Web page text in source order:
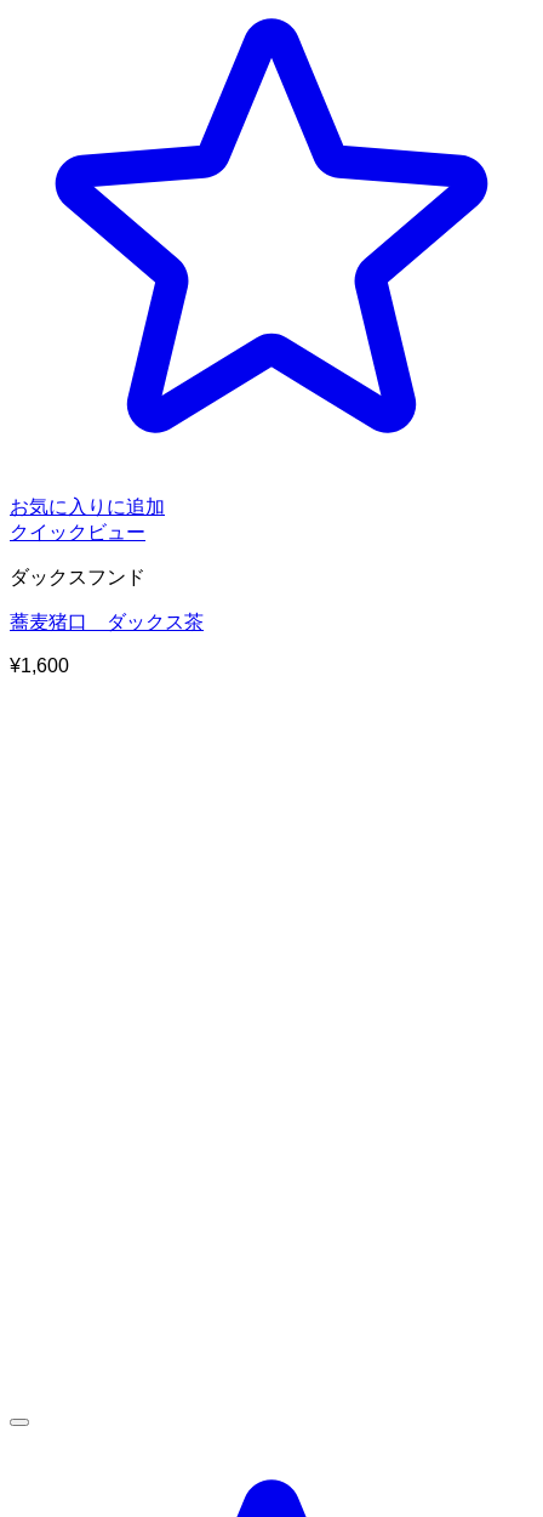
お気に入りに追加
クイックビュー
ダックスフンド
蕎麦猪口 ダックス茶
¥1,600